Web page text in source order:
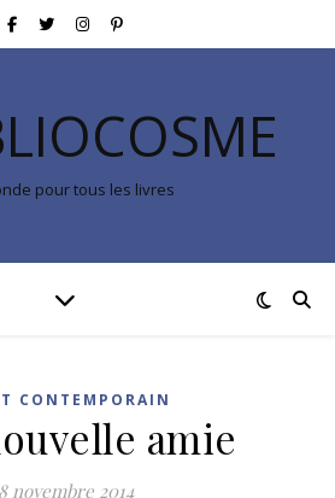
pour tous les livres
CONTEMPORAIN
amie
8 novembre 2014